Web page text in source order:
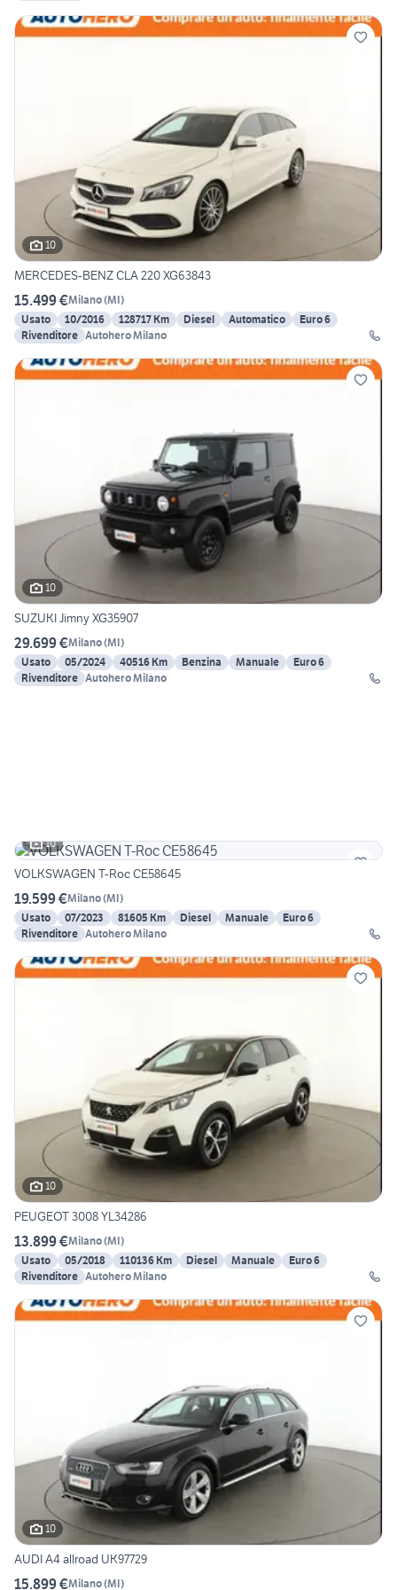
10
MERCEDES-BENZ CLA 220 XG63843
15.499 €Milano(MI)
Usato
10/2016 128717 Km Diesel Automatico
Euro 6
Rivenditore Autohero Milano
10
SUZUKI Jimny XG35907
29.699 €Milano(MI)
Usato
05/2024 40516 Km Benzina Manuale
Euro 6
Rivenditore Autohero Milano
10
VOLKSWAGEN T-Roc CE58645
19.599 €Milano(MI)
Usato
07/2023 81605 Km Diesel Manuale
Euro 6
Rivenditore Autohero Milano
10
PEUGEOT 3008 YL34286
13.899 €Milano(MI)
Usato
05/2018 110136 Km Diesel Manuale
Euro 6
Rivenditore Autohero Milano
10
AUDI A4 allroad UK97729
15.899 €Milano(MI)